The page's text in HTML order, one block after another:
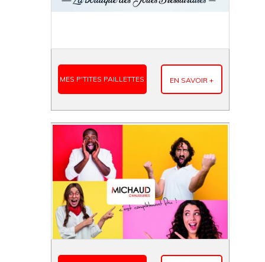
MES P'TITES PAILLETTES EN SAVOIR +